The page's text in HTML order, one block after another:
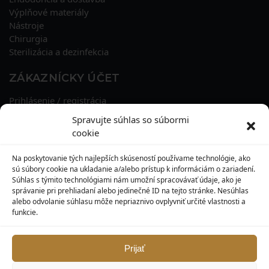
Spravujte súhlas so súbormi
cookie
Na poskytovanie tých najlepších skúseností používame technológie, ako
sú súbory cookie na ukladanie a/alebo prístup k informáciám o zariadení.
Súhlas s týmito technológiami nám umožní spracovávať údaje, ako je
správanie pri prehliadaní alebo jedinečné ID na tejto stránke. Nesúhlas
alebo odvolanie súhlasu môže nepriaznivo ovplyvniť určité vlastnosti a
funkcie.
Prijať
Výplňové materiály
Nástroje
Chirurgia
Sterilizácia a dezinfekcia
ZÁKAZNÍCKY ÚČET
Prihlásenie / registrácia
História objednávok
Zľavové kupóny
KONTAKT
MAXILO DENTAL, s. r. o.
917 05 Trnava